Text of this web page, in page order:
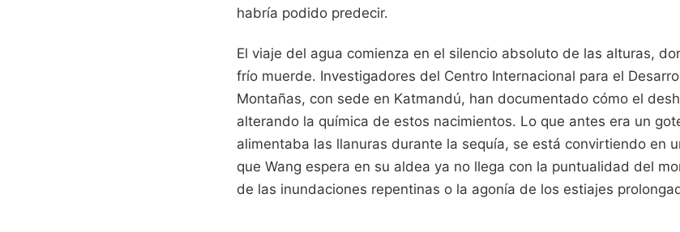
habría podido predecir.
El viaje del agua comienza en el silencio absoluto de las alturas,
frío muerde. Investigadores del Centro Internacional para el
Montañas, con sede en Katmandú, han documentado cómo el
alterando la química de estos nacimientos. Lo que antes era un
alimentaba las llanuras durante la sequía, se está convirtiendo en
que Wang espera en su aldea ya no llega con la puntualidad del
de las inundaciones repentinas o la agonía de los estiajes